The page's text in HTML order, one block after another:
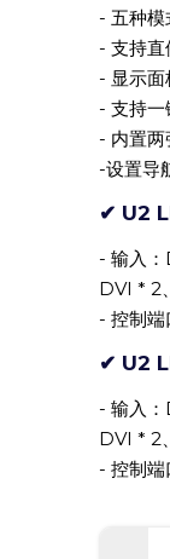
- 五种模
- 支持
- 显示
- 支持
- 内置
-设置导
✔ U2
- 输入
DVI * 2
- 控制
✔ U2
- 输入
DVI * 2
- 控制